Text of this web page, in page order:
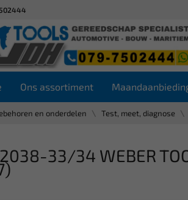
Ons assortiment
en onderdelen Test, meet, diagnose
33/34 WEBER